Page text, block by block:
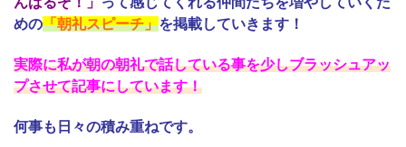
めの「朝礼スピーチ」を掲載していきます！
実際に私が朝の朝礼で話している事を少しブラッシュアッ
プさせて記事にしています！
何事も日々の積み重ねです。